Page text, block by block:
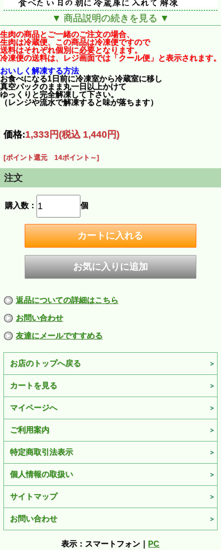
食べたい時にすぐ解凍。
鴨鍋に最適の商品です。
合鴨ローススライスを約150ｇと合鴨モモ肉150ｇを一緒に真空パックして
急速冷凍した商品です。
300ｇ入で非常に解凍しやすく、食べたい日の朝に冷蔵庫に入れて解凍で
きます。
▼ 商品説明の続きを見る ▼
生肉の商品とご一緒のご注文の場合、
生肉は冷蔵便、この商品は冷凍便ですので
送料はそれぞれ個別に必要となります。
冷凍便の送料は、レジ画面では「クール便」と表示されます。
おいしく解凍する方法
お食べになる1日前に冷凍室から冷蔵室に移し
真空パックのまま丸一日以上かけて
ゆっくりと完全解凍して下さい。
（レンジや流水で解凍すると味が落ちます）
価格:1,333円(税込 1,440円)
[ポイント還元 14ポイント～]
注文
購入数： 個
返品についての詳細はこちら
お問い合わせ
友達にメールですすめる
お店のトップへ戻る
カートを見る
マイページへ
ご利用案内
特定商取引法表示
個人情報の取扱い
サイトマップ
お問い合わせ
表示：スマートフォン｜ PC